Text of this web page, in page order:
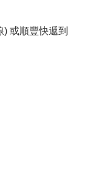
或順豐快遞到